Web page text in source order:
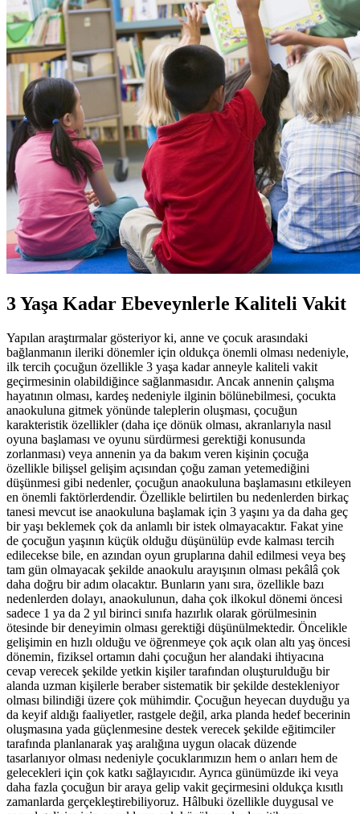
3 Yaşa Kadar Ebeveynlerle Kaliteli Vakit
Yapılan araştırmalar gösteriyor ki, anne ve çocuk arasındaki
bağlanmanın ileriki dönemler için oldukça önemli olması nedeniyle,
ilk tercih çocuğun özellikle 3 yaşa kadar anneyle kaliteli vakit
geçirmesinin olabildiğince sağlanmasıdır. Ancak annenin çalışma
hayatının olması, kardeş nedeniyle ilginin bölünebilmesi, çocukta
anaokuluna gitmek yönünde taleplerin oluşması, çocuğun
karakteristik özellikler (daha içe dönük olması, akranlarıyla nasıl
oyuna başlaması ve oyunu sürdürmesi gerektiği konusunda
zorlanması) veya annenin ya da bakım veren kişinin çocuğa
özellikle bilişsel gelişim açısından çoğu zaman yetemediğini
düşünmesi gibi nedenler, çocuğun anaokuluna başlamasını etkileyen
en önemli faktörlerdendir. Özellikle belirtilen bu nedenlerden birkaç
tanesi mevcut ise anaokuluna başlamak için 3 yaşını ya da daha geç
bir yaşı beklemek çok da anlamlı bir istek olmayacaktır. Fakat yine
de çocuğun yaşının küçük olduğu düşünülüp evde kalması tercih
edilecekse bile, en azından oyun gruplarına dahil edilmesi veya beş
tam gün olmayacak şekilde anaokulu arayışının olması pekâlâ çok
daha doğru bir adım olacaktır. Bunların yanı sıra, özellikle bazı
nedenlerden dolayı, anaokulunun, daha çok ilkokul dönemi öncesi
sadece 1 ya da 2 yıl birinci sınıfa hazırlık olarak görülmesinin
ötesinde bir deneyimin olması gerektiği düşünülmektedir. Öncelikle
gelişimin en hızlı olduğu ve öğrenmeye çok açık olan altı yaş öncesi
dönemin, fiziksel ortamın dahi çocuğun her alandaki ihtiyacına
cevap verecek şekilde yetkin kişiler tarafından oluşturulduğu bir
alanda uzman kişilerle beraber sistematik bir şekilde destekleniyor
olması bilindiği üzere çok mühimdir. Çocuğun heyecan duyduğu ya
da keyif aldığı faaliyetler, rastgele değil, arka planda hedef becerinin
oluşmasına yada güçlenmesine destek verecek şekilde eğitimciler
tarafında planlanarak yaş aralığına uygun olacak düzende
tasarlanıyor olması nedeniyle çocuklarımızın hem o anları hem de
gelecekleri için çok katkı sağlayıcıdır. Ayrıca günümüzde iki veya
daha fazla çocuğun bir araya gelip vakit geçirmesini oldukça kısıtlı
zamanlarda gerçekleştirebiliyoruz. Hâlbuki özellikle duygusal ve